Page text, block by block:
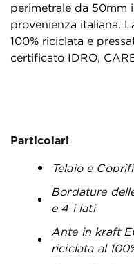
perimetrale da 50mm
provenienza italiana.
100% riciclata e
certificato IDRO,
Particolari
Telaio e
Bordature
e 4 i lati
Ante in kraft
riciclata al